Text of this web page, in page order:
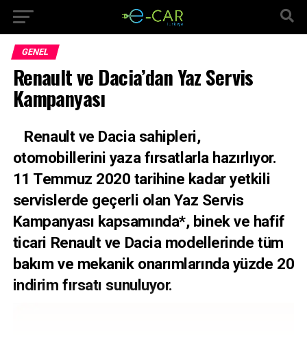
GENEL
Renault ve Dacia’dan Yaz Servis
Kampanyası
Renault ve Dacia sahipleri,
otomobillerini yaza fırsatlarla hazırlıyor.
11 Temmuz 2020 tarihine kadar yetkili
servislerde geçerli olan Yaz Servis
Kampanyası kapsamında*, binek ve hafif
ticari Renault ve Dacia modellerinde tüm
bakım ve mekanik onarımlarında yüzde 20
indirim fırsatı sunuluyor.